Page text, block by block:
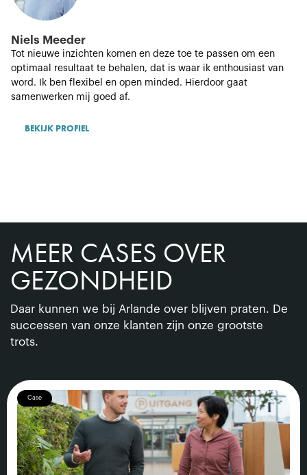
Niels Meeder
Tot nieuwe inzichten komen en deze toe te passen om een
optimaal resultaat te behalen, dat is waar ik enthousiast van
word. Ik ben flexibel en open minded. Hierdoor gaat
samenwerken mij goed af.
BEKIJK PROFIEL
MEER CASES OVER
GEZONDHEID
Daar kunnen we bij Arlande over blijven praten. De
successen van onze klanten zijn onze grootste
trots.
Case